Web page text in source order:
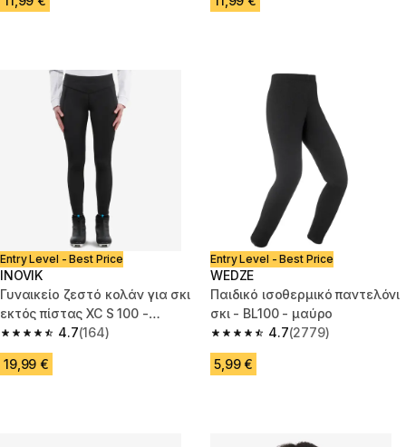
Entry Level - Best Price
INOVIK
Γυναικείο ζεστό κολάν για σκι
εκτός πίστας XC S 100 -
Μαύρο
4.7
4.7 out of 5 stars from 164 reviews
(164)
19,99 €
Entry Level - Best Price
WEDZE
Παιδικό ισοθερμικό παντελόνι
σκι - BL100 - μαύρο
4.7
4.7 out of 5 stars from 2779
(2779)
5,99 €